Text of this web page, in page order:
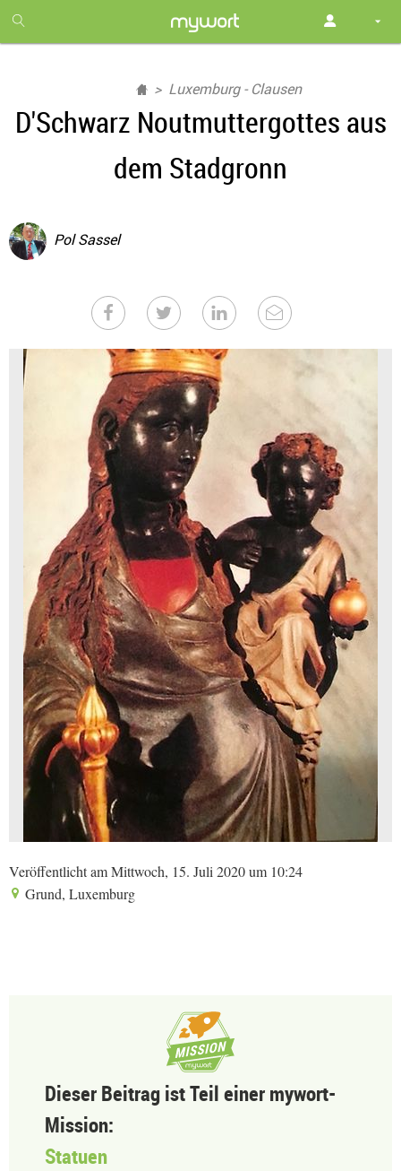
month
free
Luxemburg - Clausen
D'Schwarz Noutmuttergottes aus
dem Stadgronn
Pol Sassel
Veröffentlicht am Mittwoch, 15. Juli 2020 um 10:24
Grund, Luxemburg
Dieser Beitrag ist Teil einer mywort-
Mission:
Statuen